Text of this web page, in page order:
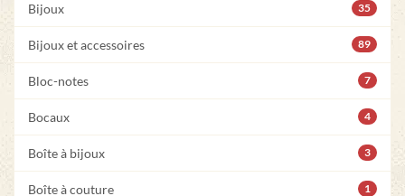
Bijoux 35
Bijoux et accessoires 89
Bloc-notes 7
Bocaux 4
Boîte à bijoux 3
Boîte à couture 1